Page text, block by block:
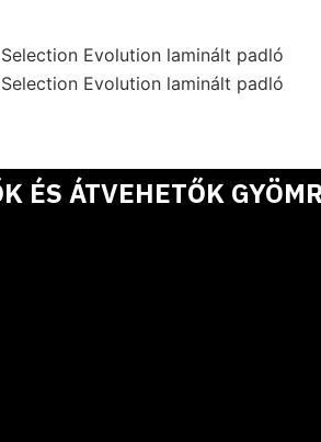
ÉS ÁTVEHETŐK